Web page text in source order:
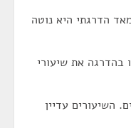
הדרגתי היא נוטה
בהדרגה את שיעורי
השיעורים עדיין